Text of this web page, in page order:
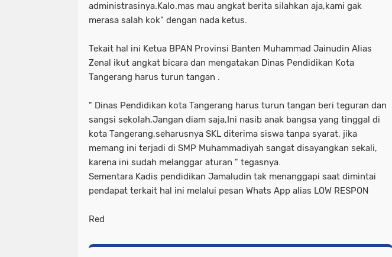
administrasinya.Kalo.mas mau angkat berita silahkan aja,kami gak
merasa salah kok" dengan nada ketus.
Tekait hal ini Ketua BPAN Provinsi Banten Muhammad Jainudin Alias
Zenal ikut angkat bicara dan mengatakan Dinas Pendidikan Kota
Tangerang harus turun tangan .
" Dinas Pendidikan kota Tangerang harus turun tangan beri teguran dan
sangsi sekolah,Jangan diam saja,Ini nasib anak bangsa yang tinggal di
kota Tangerang,seharusnya SKL diterima siswa tanpa syarat, jika
memang ini terjadi di SMP Muhammadiyah sangat disayangkan sekali,
karena ini sudah melanggar aturan " tegasnya.
Sementara Kadis pendidikan Jamaludin tak menanggapi saat dimintai
pendapat terkait hal ini melalui pesan Whats App alias LOW RESPON
Red